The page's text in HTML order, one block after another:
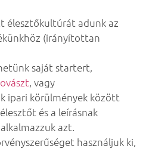
élesztőkultúrát adunk az
(irányítottan
saját startert,
, vagy
ipari körülmények között
és a leírásnak
azt.
használjuk ki,